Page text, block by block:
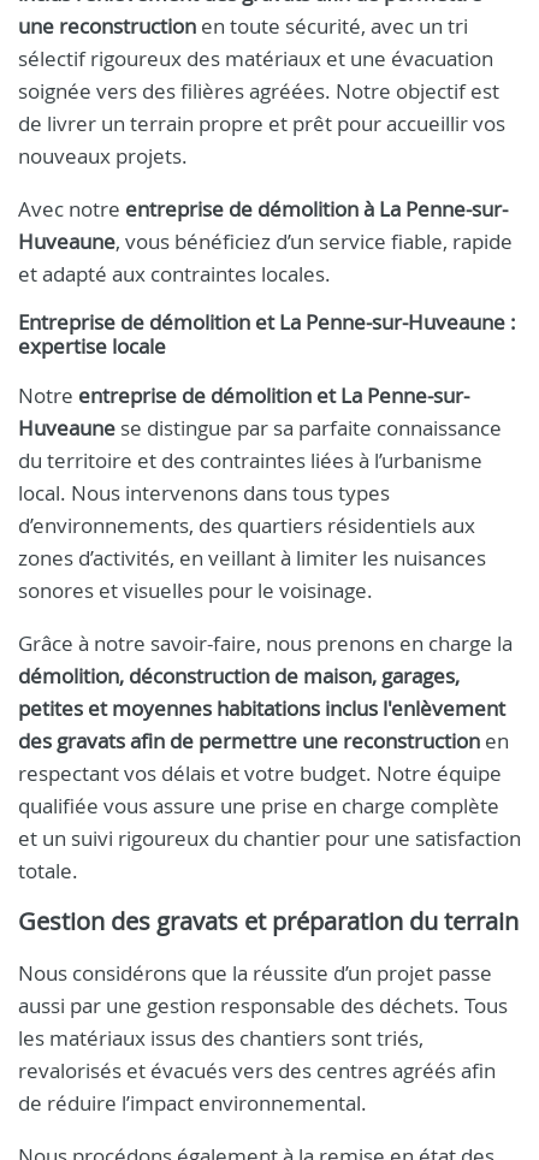
une reconstruction en toute sécurité, avec un tri
sélectif rigoureux des matériaux et une évacuation
soignée vers des filières agréées. Notre objectif est
de livrer un terrain propre et prêt pour accueillir vos
nouveaux projets.
Avec notre entreprise de démolition à La Penne-sur-
Huveaune, vous bénéficiez d’un service fiable, rapide
et adapté aux contraintes locales.
Entreprise de démolition et La Penne-sur-Huveaune :
expertise locale
Notre entreprise de démolition et La Penne-sur-
Huveaune se distingue par sa parfaite connaissance
du territoire et des contraintes liées à l’urbanisme
local. Nous intervenons dans tous types
d’environnements, des quartiers résidentiels aux
zones d’activités, en veillant à limiter les nuisances
sonores et visuelles pour le voisinage.
Grâce à notre savoir-faire, nous prenons en charge la
démolition, déconstruction de maison, garages,
petites et moyennes habitations inclus l'enlèvement
des gravats afin de permettre une reconstruction en
respectant vos délais et votre budget. Notre équipe
qualifiée vous assure une prise en charge complète
et un suivi rigoureux du chantier pour une satisfaction
totale.
Gestion des gravats et préparation du terrain
Nous considérons que la réussite d’un projet passe
aussi par une gestion responsable des déchets. Tous
les matériaux issus des chantiers sont triés,
revalorisés et évacués vers des centres agréés afin
de réduire l’impact environnemental.